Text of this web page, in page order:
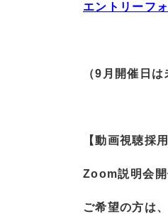
エントリーフ
（9月開催日
【動画視聴採
Zoom説明会開
ご希望の方は